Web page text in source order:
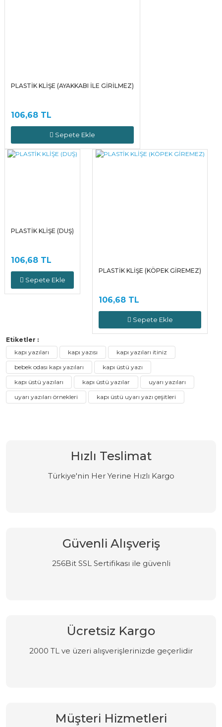
PLASTİK KLİŞE (AYAKKABI İLE GİRİLMEZ)
106,68 TL
Sepete Ekle
PLASTİK KLİŞE (DUŞ)
106,68 TL
Sepete Ekle
PLASTİK KLİŞE (KÖPEK GİREMEZ)
106,68 TL
Sepete Ekle
Etiketler :
kapı yazıları
kapı yazısı
kapı yazıları itiniz
bebek odası kapı yazıları
kapı üstü yazı
kapı üstü yazıları
kapı üstü yazılar
uyarı yazıları
uyarı yazıları örnekleri
kapı üstü uyarı yazı çeşitleri
Hızlı Teslimat
Türkiye'nin Her Yerine Hızlı Kargo
Güvenli Alışveriş
256Bit SSL Sertifikası ile güvenli
Ücretsiz Kargo
2000 TL ve üzeri alışverişlerinizde geçerlidir
Müşteri Hizmetleri